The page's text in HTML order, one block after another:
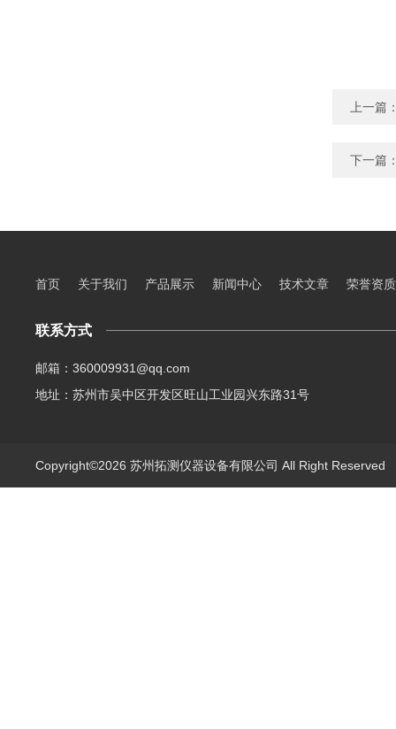
上一篇
下一篇
首页 关于我们 产品展示 新闻中心 技术文章 荣誉资质
联系方式
邮箱：360009931@qq.com
地址：苏州市吴中区开发区旺山工业园兴东路31号
Copyright©2026 苏州拓测仪器设备有限公司 All Right